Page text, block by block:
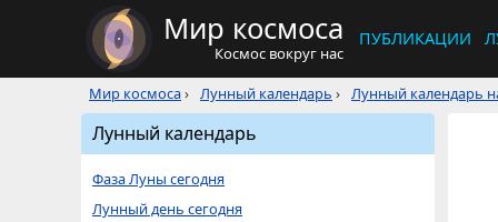
Мир космоса
Космос вокруг нас
ПУБЛИКАЦИИ
Мир космоса› Лунный календарь › Лунный календарь
Лунный календарь
Фаза Луны сегодня
Лунный день сегодня